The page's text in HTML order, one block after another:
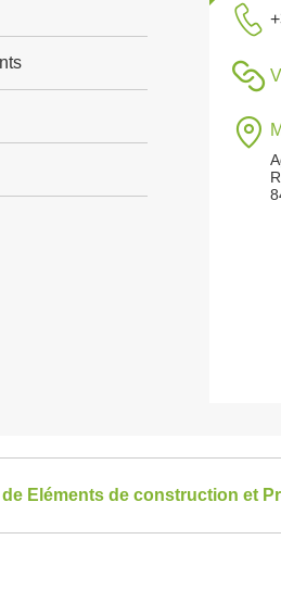
Eléments de construction et